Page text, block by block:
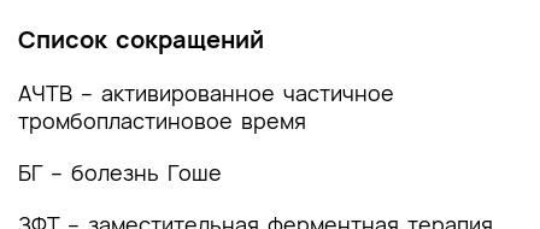
1.6 Клиническая картина заболевания или
состояния (группы заболеваний или
состояний)
2. Диагностика заболевания или состояния
медицинские показания и противопоказания к
Список сокращений
АЧТВ – активированное частичное
тромбопластиновое время
БГ – болезнь Гоше